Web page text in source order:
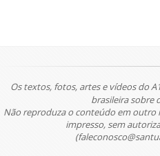
Os textos, fotos, artes e vídeos do
brasileira sobre
Não reproduza o conteúdo em outro
impresso, sem